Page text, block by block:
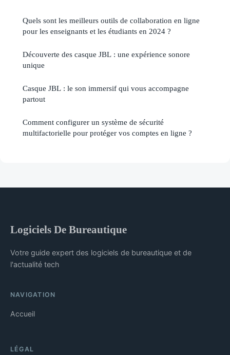
Quels sont les meilleurs outils de collaboration en ligne
pour les enseignants et les étudiants en 2024 ?
Découverte des casque JBL : une expérience sonore
unique
Casque JBL : le son immersif qui vous accompagne
partout
Comment configurer un système de sécurité
multifactorielle pour protéger vos comptes en ligne ?
Logiciels De Bureautique
Votre guide expert des logiciels de bureautique et de
l'actualité tech
NAVIGATION
Accueil
LÉGAL